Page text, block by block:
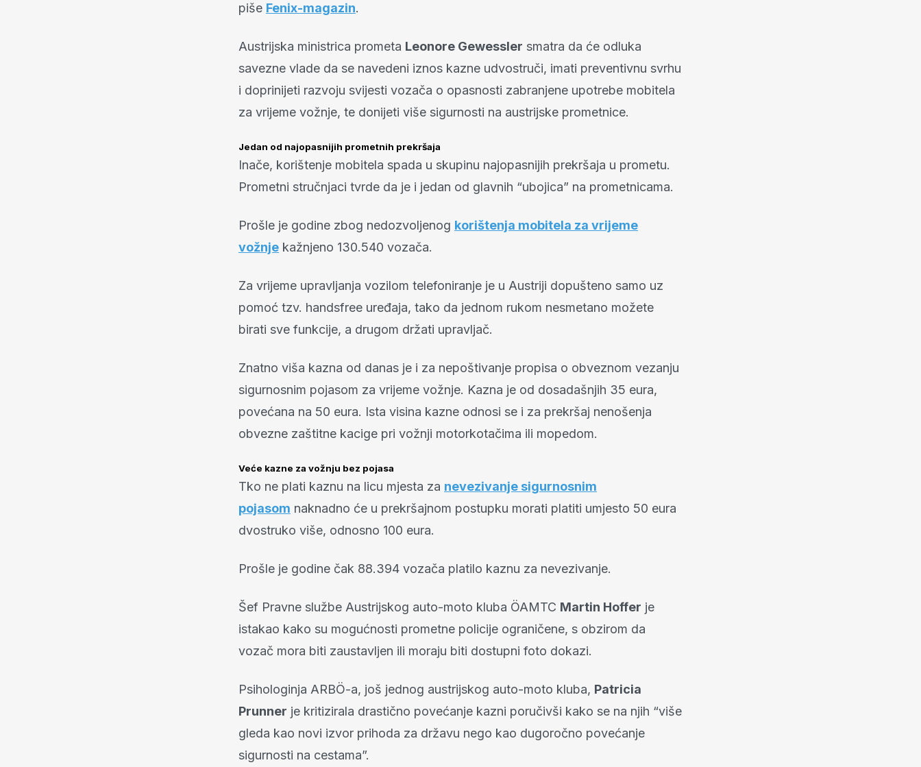
piše Fenix-magazin.
Austrijska ministrica prometa Leonore Gewessler smatra da će odluka
savezne vlade da se navedeni iznos kazne udvostruči, imati preventivnu svrhu
i doprinijeti razvoju svijesti vozača o opasnosti zabranjene upotrebe mobitela
za vrijeme vožnje, te donijeti više sigurnosti na austrijske prometnice.
Jedan od najopasnijih prometnih prekršaja
Inače, korištenje mobitela spada u skupinu najopasnijih prekršaja u prometu.
Prometni stručnjaci tvrde da je i jedan od glavnih “ubojica” na prometnicama.
Prošle je godine zbog nedozvoljenog korištenja mobitela za vrijeme
vožnje kažnjeno 130.540 vozača.
Za vrijeme upravljanja vozilom telefoniranje je u Austriji dopušteno samo uz
pomoć tzv. handsfree uređaja, tako da jednom rukom nesmetano možete
birati sve funkcije, a drugom držati upravljač.
Znatno viša kazna od danas je i za nepoštivanje propisa o obveznom vezanju
sigurnosnim pojasom za vrijeme vožnje. Kazna je od dosadašnjih 35 eura,
povećana na 50 eura. Ista visina kazne odnosi se i za prekršaj nenošenja
obvezne zaštitne kacige pri vožnji motorkotačima ili mopedom.
Veće kazne za vožnju bez pojasa
Tko ne plati kaznu na licu mjesta za nevezivanje sigurnosnim
pojasom naknadno će u prekršajnom postupku morati platiti umjesto 50 eura
dvostruko više, odnosno 100 eura.
Prošle je godine čak 88.394 vozača platilo kaznu za nevezivanje.
Šef Pravne službe Austrijskog auto-moto kluba ÖAMTC Martin Hoffer je
istakao kako su mogućnosti prometne policije ograničene, s obzirom da
vozač mora biti zaustavljen ili moraju biti dostupni foto dokazi.
Psihologinja ARBÖ-a, još jednog austrijskog auto-moto kluba, Patricia
Prunner je kritizirala drastično povećanje kazni poručivši kako se na njih “više
gleda kao novi izvor prihoda za državu nego kao dugoročno povećanje
sigurnosti na cestama”.